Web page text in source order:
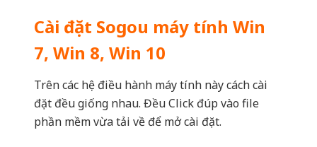
Cài đặt Sogou máy tính Win
7, Win 8, Win 10
Trên các hệ điều hành máy tính này cách cài
đặt đều giống nhau. Đều Click đúp vào file
phần mềm vừa tải về để mở cài đặt.